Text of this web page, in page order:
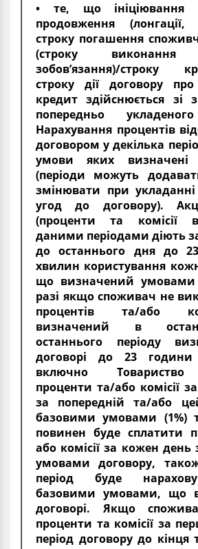
• те, що ініціювання
продовження (лонгації,
строку погашення
(строку виконання
зобов’язання)/строку
строку дії договору
кредит здійснюється зі
попередньо
Нарахування процентів
договором у декілька
умови яких визначені
(періоди можуть
змінювати при
угод до договору).
(проценти та комісії
даними періодами діють
до останнього дня до
хвилин користування
що визначений умовами
разі якщо споживач не
процентів та/або
визначений в
останнього періоду
договорі до 23
включно Товариство
проценти та/або комісії
за попередній та/або
базовими умовами (1%)
повинен буде сплатити
або комісії за кожен
умовами договору,
період буде
базовими умовами, що
договорі. Якщо
проценти та комісії за
період договору до кінця